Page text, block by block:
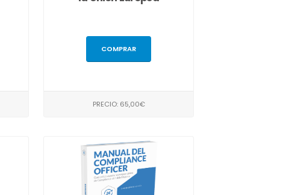
COMPRAR
PRECIO: 65,00€